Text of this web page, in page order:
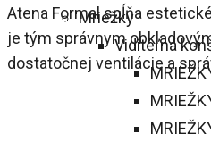
Mriežky
Viditeľná
Atena Formal spĺňa
je tým správnym
dostatočnej ventilácie a